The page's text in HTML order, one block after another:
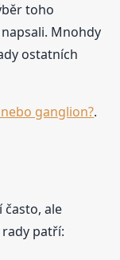
toho
Mnohdy
ostatních
ganglion?.
často, ale
patří: